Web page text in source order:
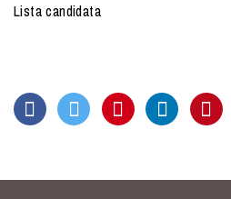
Lista candidata